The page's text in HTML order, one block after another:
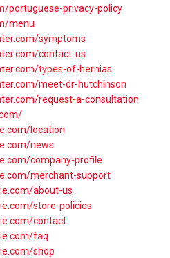
portuguese-privacy-policy
menu
symptoms
contact-us
types-of-hernias
meet-dr-hutchinson
request-a-consultation
location
news
company-profile
merchant-support
about-us
store-policies
contact
faq
shop